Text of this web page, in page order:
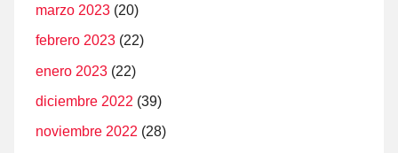
marzo 2023 (20)
febrero 2023 (22)
enero 2023 (22)
diciembre 2022 (39)
noviembre 2022 (28)